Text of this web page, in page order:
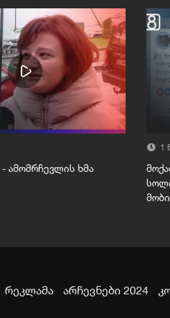
- ამომრჩევლის ხმა
1
რეკლამა არჩევნები 2024